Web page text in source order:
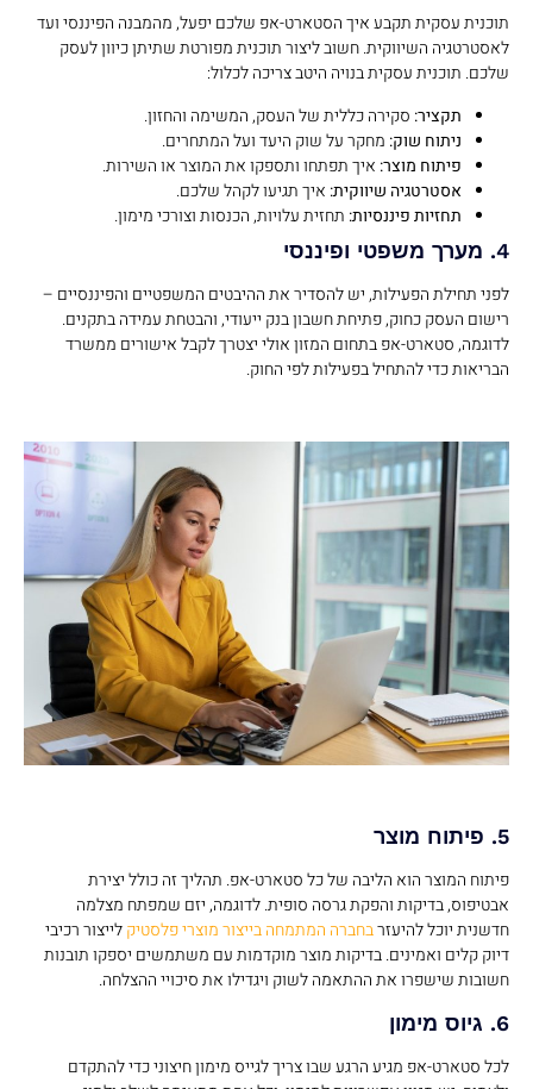
תוכנית עסקית תקבע איך הסטארט-אפ שלכם יפעל, מהמבנה הפיננסי ועד
לאסטרטגיה השיווקית. חשוב ליצור תוכנית מפורטת שתיתן כיוון לעסק
שלכם. תוכנית עסקית בנויה היטב צריכה לכלול:
תקציר: סקירה כללית של העסק, המשימה והחזון.
ניתוח שוק: מחקר על שוק היעד ועל המתחרים.
פיתוח מוצר: איך תפתחו ותספקו את המוצר או השירות.
אסטרטגיה שיווקית: איך תגיעו לקהל שלכם.
תחזיות פיננסיות: תחזית עלויות, הכנסות וצורכי מימון.
4. מערך משפטי ופיננסי
לפני תחילת הפעילות, יש להסדיר את ההיבטים המשפטיים והפיננסיים –
רישום העסק כחוק, פתיחת חשבון בנק ייעודי, והבטחת עמידה בתקנים.
לדוגמה, סטארט-אפ בתחום המזון אולי יצטרך לקבל אישורים ממשרד
הבריאות כדי להתחיל בפעילות לפי החוק.
5. פיתוח מוצר
פיתוח המוצר הוא הליבה של כל סטארט-אפ. תהליך זה כולל יצירת
אבטיפוס, בדיקות והפקת גרסה סופית. לדוגמה, יזם שמפתח מצלמה
חדשנית יוכל להיעזרבחברה המתמחה בייצור מוצרי פלסטיקלייצור רכיבי
דיוק קלים ואמינים. בדיקות מוצר מוקדמות עם משתמשים יספקו תובנות
חשובות שישפרו את ההתאמה לשוק ויגדילו את סיכויי ההצלחה.
6. גיוס מימון
לכל סטארט-אפ מגיע הרגע שבו צריך לגייס מימון חיצוני כדי להתקדם